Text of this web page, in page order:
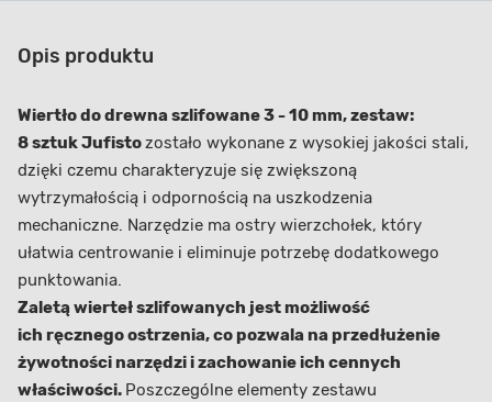
Opis produktu
Wiertło do drewna szlifowane 3 - 10 mm, zestaw:
8 sztuk Jufistozostało wykonane z wysokiej jakości stali,
dzięki czemu charakteryzuje się zwiększoną
wytrzymałością i odpornością na uszkodzenia
mechaniczne. Narzędzie ma ostry wierzchołek, który
ułatwia centrowanie i eliminuje potrzebę dodatkowego
punktowania.
Zaletą wierteł szlifowanych jest możliwość
ich ręcznego ostrzenia, co pozwala na przedłużenie
żywotności narzędzi i zachowanie ich cennych
właściwości. Poszczególne elementy zestawu